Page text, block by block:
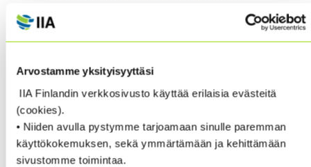
Arvostamme yksityisyyttäsi
IIA Finlandin verkkosivusto käyttää erilaisia evästeitä
(cookies).
• Niiden avulla pystymme tarjoamaan sinulle paremman
käyttökokemuksen, sekä ymmärtämään ja kehittämään
sivustomme toimintaa.
Whether internal audit participates on an
committees depends largely on what leadership
defines as internal audit’s scope of work. For
organizations that expand internal audit’s role beyond
assurance on financial reporting to include
operational and strategic issues, there is a great
opportunity for internal audit to add value by